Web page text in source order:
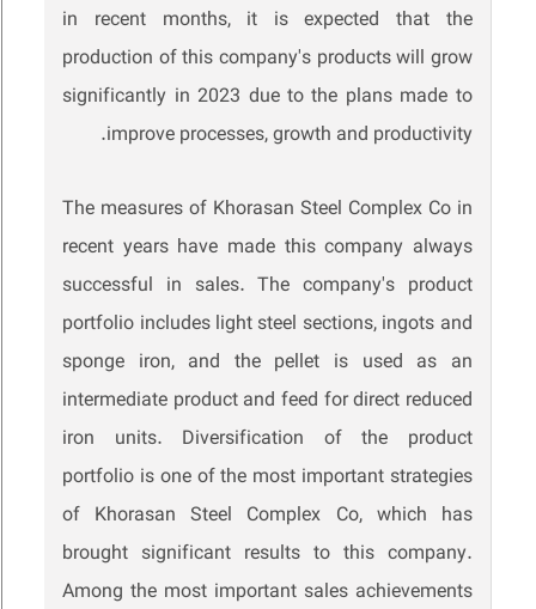
in recent months, it is expected that the
production of this company's products will grow
significantly in 2023 due to the plans made to
improve processes, growth and productivity.
The measures of Khorasan Steel Complex Co in
recent years have made this company always
successful in sales. The company's product
portfolio includes light steel sections, ingots and
sponge iron, and the pellet is used as an
intermediate product and feed for direct reduced
iron units. Diversification of the product
portfolio is one of the most important strategies
of Khorasan Steel Complex Co, which has
brought significant results to this company.
Among the most important sales achievements